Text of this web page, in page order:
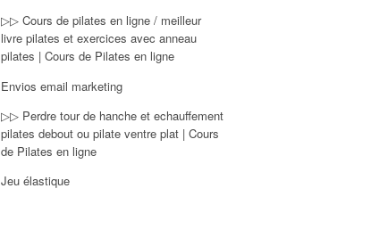
▷▷ Cours de pilates en ligne / meilleur
livre pilates et exercices avec anneau
pilates | Cours de Pilates en ligne
Envios email marketing
▷▷ Perdre tour de hanche et echauffement
pilates debout ou pilate ventre plat | Cours
de Pilates en ligne
Jeu élastique